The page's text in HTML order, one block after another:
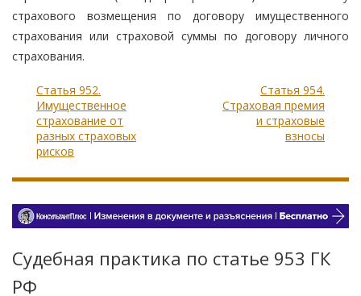
страхового возмещения по договору имущественного
страхования или страховой суммы по договору личного
страхования.
Статья 952.
Имущественное
страхование от
разных страховых
рисков
Статья 954.
Страховая премия
и страховые
взносы
Судебная практика по статье 953 ГК
РФ